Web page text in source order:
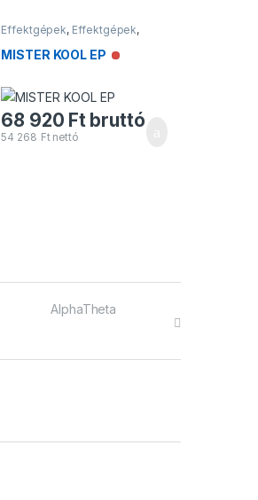
Effektgépek, Effektgépek,
Füstgépek
MISTER KOOL EP Nincs raktáron
68 920 Ftbruttó
54 268 Ftnettó